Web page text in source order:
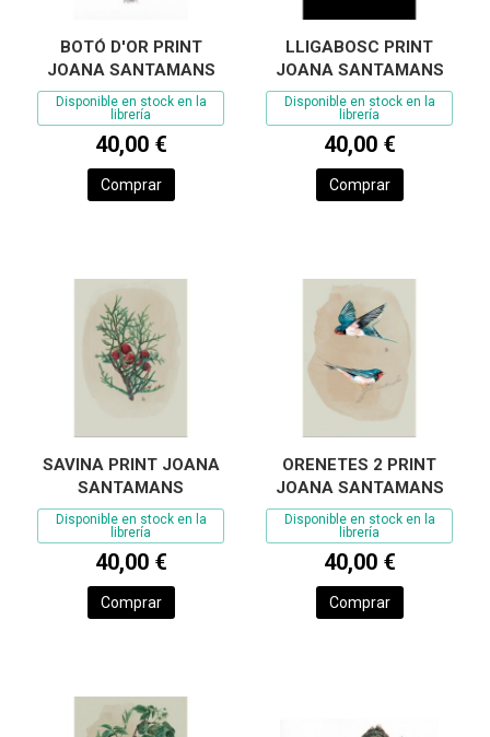
BOTÓ D'OR PRINT
JOANA SANTAMANS
Disponible en stock en la
librería
40,00 €
Comprar
LLIGABOSC PRINT
JOANA SANTAMANS
Disponible en stock en la
librería
40,00 €
Comprar
SAVINA PRINT JOANA
SANTAMANS
Disponible en stock en la
librería
40,00 €
Comprar
ORENETES 2 PRINT
JOANA SANTAMANS
Disponible en stock en la
librería
40,00 €
Comprar